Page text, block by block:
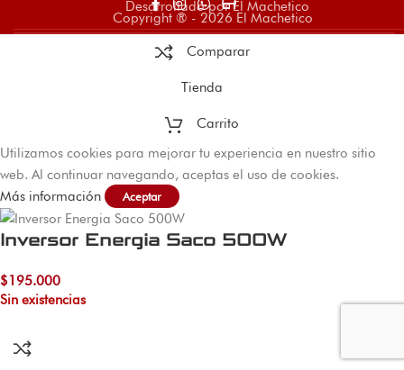
Desarrollado por El Machetico
Copyright ® - 2026 El Machetico
Comparar
Tienda
Carrito
Utilizamos cookies para mejorar tu experiencia en nuestro sitio
web. Al continuar navegando, aceptas el uso de cookies.
Más información
Aceptar
Inversor Energia Saco 500W
$195.000
Sin existencias